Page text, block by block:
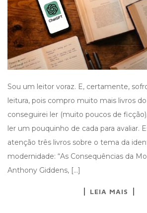
Sou um leitor voraz. E, certamente,
leitura, pois compro muito mais livros
conseguirei ler (muito poucos de
ler um pouquinho de cada para avaliar.
atenção três livros sobre o tema da
modernidade: “As Consequências da
Anthony Giddens, […]
LEIA MAIS